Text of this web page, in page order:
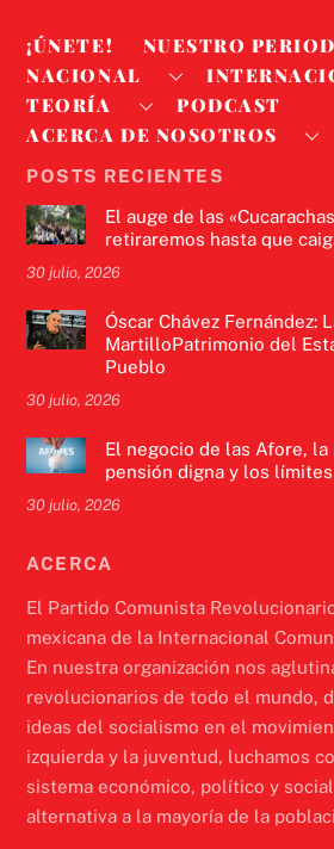
¡ÚNETE!
NUESTRO
NACIONAL
TEORÍA
PODCAST
ACERCA DE NOSOTROS
POSTS RECIENTES
El auge de las
retiraremos hasta que
30 julio, 2026
Óscar Chávez Fernández:
MartilloPatrimonio del
Pueblo
30 julio, 2026
El negocio de las Afore, la
pensión digna y los
30 julio, 2026
ACERCA
El Partido Comunista
mexicana de la Internacional
En nuestra organización nos
revolucionarios de todo el mundo,
ideas del socialismo en el
izquierda y la juventud, luchamos
sistema económico, político y
alternativa a la mayoría de la